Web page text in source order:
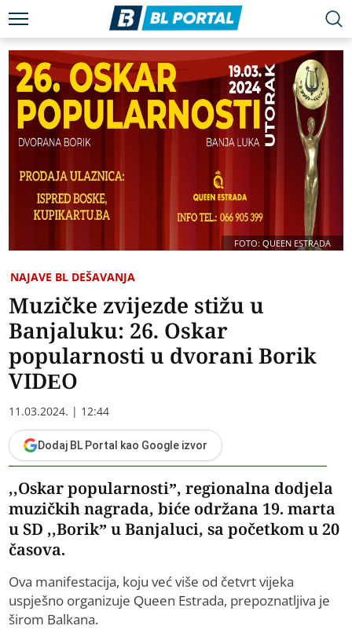
FOTO: QUEEN ESTRADA
NAJAVE BL DEŠAVANJA
Muzičke zvijezde stižu u
Banjaluku: 26. Oskar
popularnosti u dvorani Borik
VIDEO
11.03.2024. | 12:44
Dodaj BL Portal kao Google izvor
,,Oskar popularnosti”, regionalna dodjela
muzičkih nagrada, biće održana 19. marta
u SD ,,Borik” u Banjaluci, sa početkom u 20
časova.
Ova manifestacija, koju već više od četvrt vijeka
uspješno organizuje Queen Estrada, prepoznatljiva je
širom Balkana.